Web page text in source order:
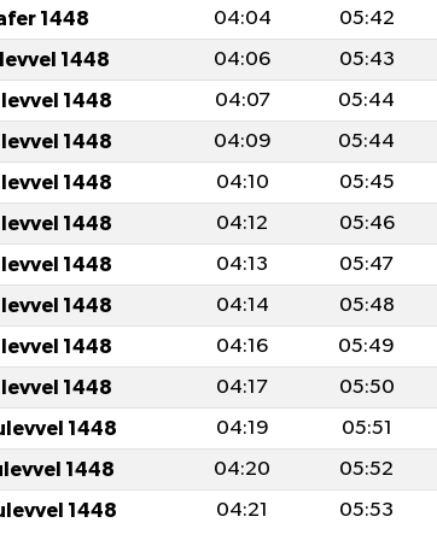
1448 04:04 05:42
1448 04:06 05:43
1448 04:07 05:44
1448 04:09 05:44
1448 04:10 05:45
1448 04:12 05:46
1448 04:13 05:47
1448 04:14 05:48
1448 04:16 05:49
1448 04:17 05:50
1448 04:19 05:51
1448 04:20 05:52
1448 04:21 05:53